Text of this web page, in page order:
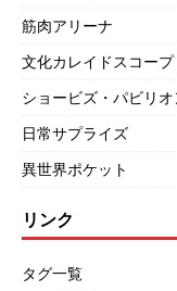
筋肉アリーナ
文化カレイドスコープ
ショービズ・パビリオ
日常サプライズ
異世界ポケット
リンク
タグ一覧